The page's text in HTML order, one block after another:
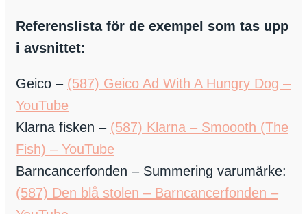
Referenslista för de exempel som tas upp
i avsnittet:
Geico – (587) Geico Ad With A Hungry Dog –
YouTube
Klarna fisken – (587) Klarna – Smoooth (The
Fish) – YouTube
Barncancerfonden – Summering varumärke:
(587) Den blå stolen – Barncancerfonden –